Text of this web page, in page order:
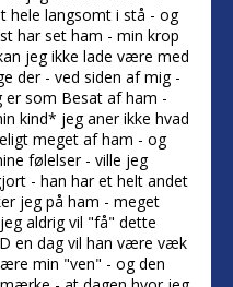
hele langsomt i stå - og
har set ham - min krop
jeg ikke lade være med
der - ved siden af mig -
som Besat af ham -
kind* jeg aner ikke hvad
meget af ham - og
følelser - ville jeg
- han har et helt andet
jeg på ham - meget
aldrig vil "få" dette
en dag vil han være væk
min "ven" - og den